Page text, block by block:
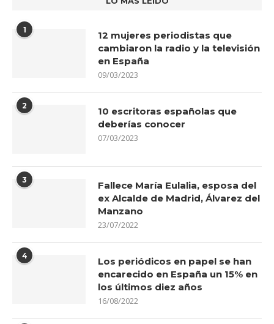
1
12 mujeres periodistas que
cambiaron la radio y la televisión
en España
09/03/2023
2
10 escritoras españolas que
deberías conocer
07/03/2023
3
Fallece María Eulalia, esposa del
ex Alcalde de Madrid, Álvarez del
Manzano
23/07/2022
4
Los periódicos en papel se han
encarecido en España un 15% en
los últimos diez años
16/08/2022